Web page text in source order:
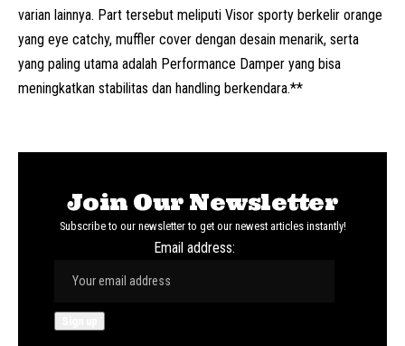
varian lainnya. Part tersebut meliputi Visor sporty berkelir orange
yang eye catchy, muffler cover dengan desain menarik, serta
yang paling utama adalah Performance Damper yang bisa
meningkatkan stabilitas dan handling berkendara.**
Join Our Newsletter
Subscribe to our newsletter to get our newest articles instantly!
Email address: